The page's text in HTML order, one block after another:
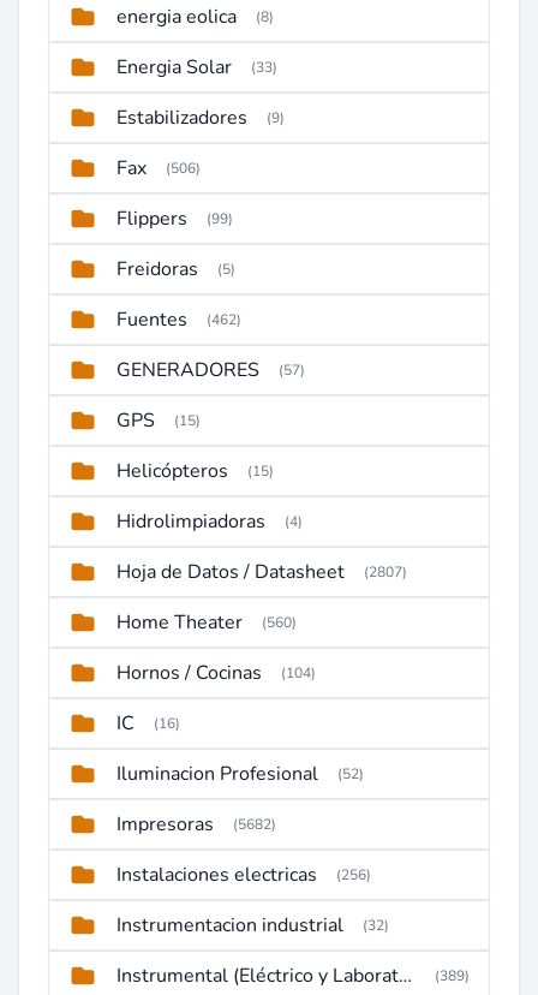
energia eolica (8)
Energia Solar (33)
Estabilizadores (9)
Fax (506)
Flippers (99)
Freidoras (5)
Fuentes (462)
GENERADORES (57)
GPS (15)
Helicópteros (15)
Hidrolimpiadoras (4)
Hoja de Datos / Datasheet (2807)
Home Theater (560)
Hornos / Cocinas (104)
IC (16)
Iluminacion Profesional (52)
Impresoras (5682)
Instalaciones electricas (256)
Instrumentacion industrial (32)
Instrumental (Eléctrico y Laboratorio) (389)